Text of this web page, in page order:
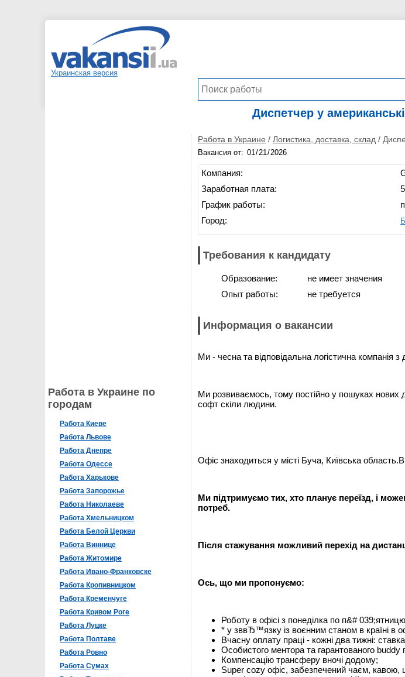
Украинская версия
Диспетчер у
Работа в Украине по
городам
Работа Киеве
Работа Львове
Работа Днепре
Работа Одессе
Работа Харькове
Работа Запорожье
Работа Николаеве
Работа Хмельницком
Работа Белой Церкви
Работа Виннице
Работа Житомире
Работа Ивано-Франковске
Работа Кропивницком
Работа Кременчуге
Работа Кривом Роге
Работа Луцке
Работа Полтаве
Работа Ровно
Работа Сумах
Работа в Украине / Логистика, доставка, склад /
Вакансия от:
Компания:
Заработная плата:
График работы:
Город:
Требования к кандидату
Образование:
Опыт работы:
не имеет значения
не требуется
Информация о вакансии
Ми - чесна та відповідальна логістична
Ми розвиваємось, тому постійно у пошуках нових
софт скіли людини.
Офіс знаходиться у місті Буча, Київська область.В
Ми підтримуємо тих, хто планує переїзд, і
потреб.
Після стажування можливий перехід на
Ось, що ми пропонуємо:
Роботу в офісі з понеділка по п&#
* у зввЂ™язку із воєнним станом в країні в
Вчасну оплату праці - кожні два тижні:
Особистого ментора та гарантованого
Компенсацію трансферу вночі додому;
Super cozy офіс, забезпечений чаєм,